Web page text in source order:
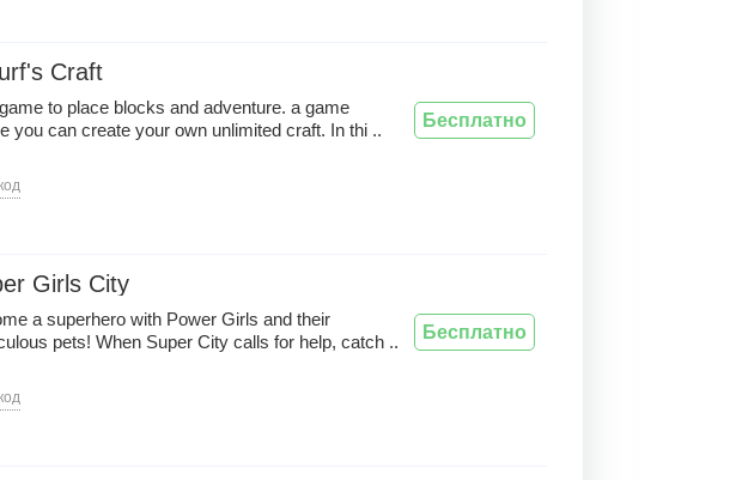
Craft
to place blocks and adventure. a game
you can create your own unlimited craft. In thi ..
Бесплатно
Girls City
a superhero with Power Girls and their
pets! When Super City calls for help, catch ..
Бесплатно